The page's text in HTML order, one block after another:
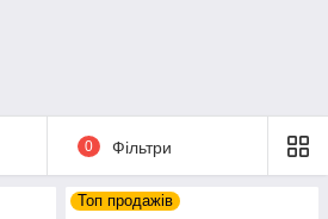
0 Фільтри
Топ продажів